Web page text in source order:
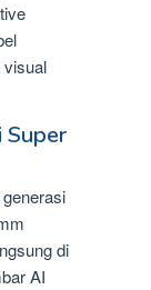
visual
Super
di
AI